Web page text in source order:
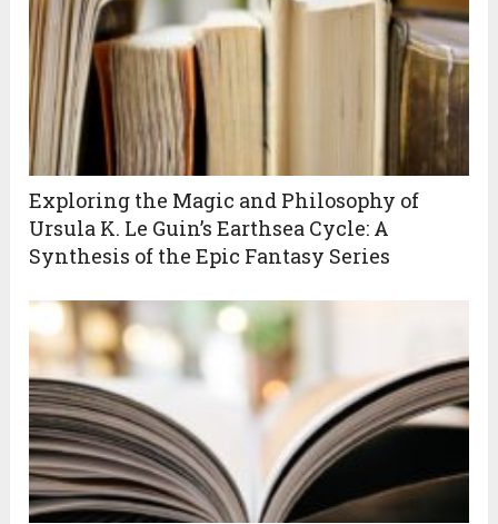
Exploring the Magic and Philosophy of
Ursula K. Le Guin’s Earthsea Cycle: A
Synthesis of the Epic Fantasy Series